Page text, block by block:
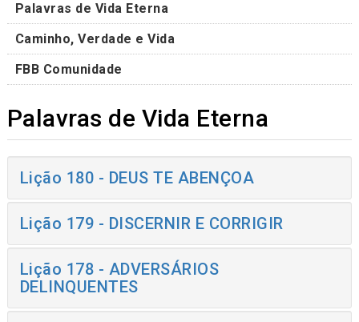
Palavras de Vida Eterna
Caminho, Verdade e Vida
FBB Comunidade
Palavras de Vida Eterna
Lição 180 - DEUS TE ABENÇOA
Lição 179 - DISCERNIR E CORRIGIR
Lição 178 - ADVERSÁRIOS
DELINQUENTES